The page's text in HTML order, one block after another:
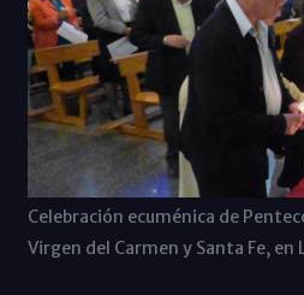
Celebración ecuménica de
Virgen del Carmen y Santa Fe, en